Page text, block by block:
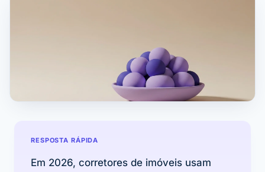
RESPOSTA RÁPIDA
Em 2026, corretores de imóveis usam